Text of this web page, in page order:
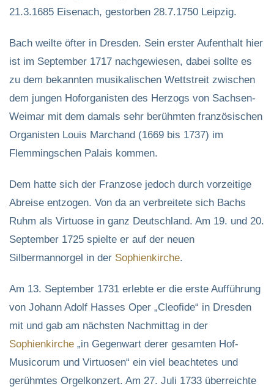
21.3.1685 Eisenach, gestorben 28.7.1750 Leipzig.
Bach weilte öfter in Dresden. Sein erster Aufenthalt hier
ist im September 1717 nachgewiesen, dabei sollte es
zu dem bekannten musikalischen Wettstreit zwischen
dem jungen Hoforganisten des Herzogs von Sachsen-
Weimar mit dem damals sehr berühmten französischen
Organisten Louis Marchand (1669 bis 1737) im
Flemmingschen Palais kommen.
Dem hatte sich der Franzose jedoch durch vorzeitige
Abreise entzogen. Von da an verbreitete sich Bachs
Ruhm als Virtuose in ganz Deutschland. Am 19. und 20.
September 1725 spielte er auf der neuen
Silbermannorgel in der Sophienkirche.
Am 13. September 1731 erlebte er die erste Aufführung
von Johann Adolf Hasses Oper „Cleofide“ in Dresden
mit und gab am nächsten Nachmittag in der
Sophienkirche „in Gegenwart derer gesamten Hof-
Musicorum und Virtuosen“ ein viel beachtetes und
gerühmtes Orgelkonzert. Am 27. Juli 1733 überreichte